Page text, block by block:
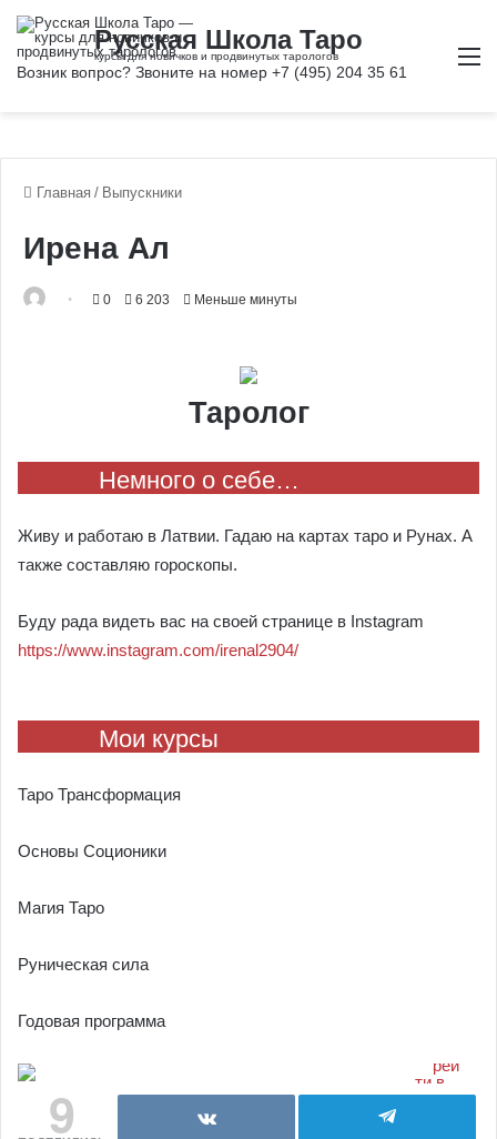
Главная / Выпускники
Ирена Ал
0 6 203 Меньше минуты
Таролог
Немного о себе…
Живу и работаю в Латвии. Гадаю на картах таро и Рунах. А
также составляю гороскопы.
Буду рада видеть вас на своей странице в Instagram
https://www.instagram.com/irenal2904/
Мои курсы
Таро Трансформация
Основы Соционики
Магия Таро
Руническая сила
Годовая программа
9